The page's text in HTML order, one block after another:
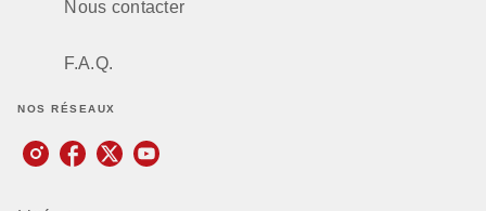
Nous contacter
F.A.Q.
NOS RÉSEAUX